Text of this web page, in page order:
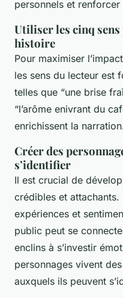
personnels et renforcer
Utiliser les cinq
histoire
Pour maximiser
les sens du lecteur est
telles que “une brise
“l’arôme enivrant du
enrichissent la
Créer des
s’identifier
Il est crucial de
crédibles et
expériences et
public peut se
enclins à s’investir
personnages vivent
auxquels ils peuvent